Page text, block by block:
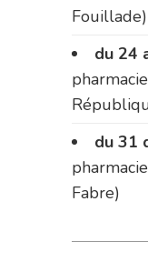
Fouillade)
du 24
du 31
Fabre)